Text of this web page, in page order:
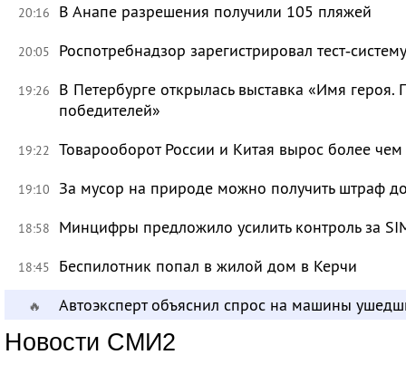
20:16 В Анапе разрешения получили 105 пляжей
20:05 Роспотребнадзор зарегистрировал
19:26
В Петербурге открылась выставка «Имя героя.
победителей»
19:22 Товарооборот России и Китая вырос более чем
19:10 За мусор на природе можно получить штраф
18:58 Минцифры предложило усилить контроль за
18:45 Беспилотник попал в жилой дом в Керчи
🔥 Автоэксперт объяснил спрос на машины
Новости СМИ2